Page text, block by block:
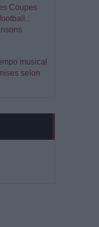
Coupes
:
musical
selon